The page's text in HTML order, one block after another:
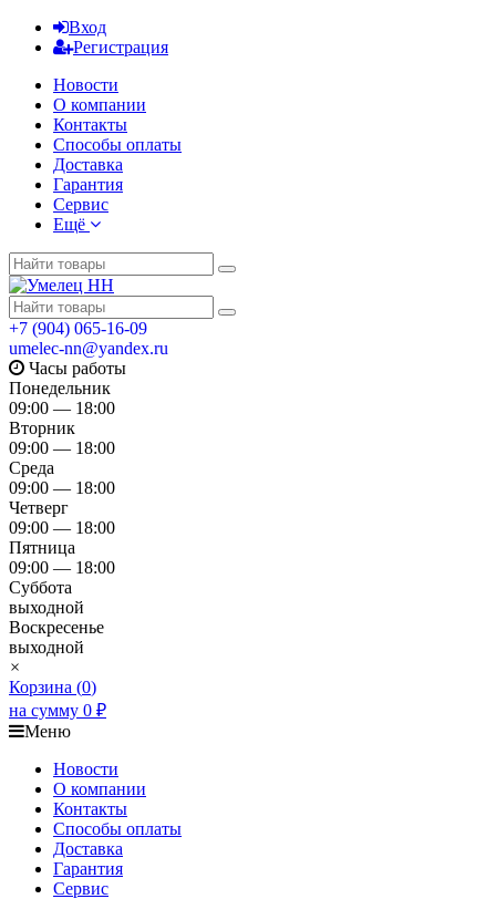
Вход
Регистрация
Новости
О компании
Контакты
Способы оплаты
Доставка
Гарантия
Сервис
Ещё
+7 (904) 065-16-09
umelec-nn@yandex.ru
Часы работы
Понедельник
09:00 — 18:00
Вторник
09:00 — 18:00
Среда
09:00 — 18:00
Четверг
09:00 — 18:00
Пятница
09:00 — 18:00
Суббота
выходной
Воскресенье
выходной
×
Корзина (0)
на сумму 0 ₽
Меню
Новости
О компании
Контакты
Способы оплаты
Доставка
Гарантия
Сервис